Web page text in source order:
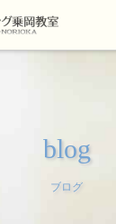
blog
ブログ